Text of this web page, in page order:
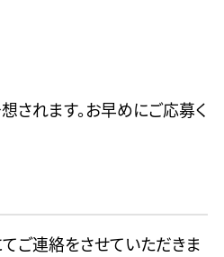
されます。お早めにご応募く
ご連絡をさせていただきま